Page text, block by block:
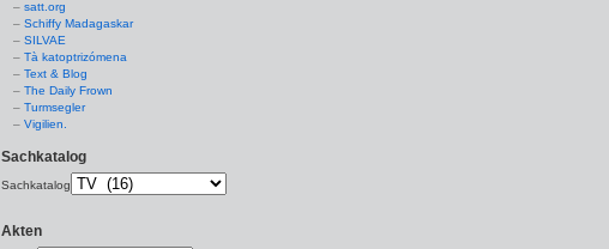
satt.org
Schiffy Madagaskar
SILVAE
Tà katoptrizómena
Text & Blog
The Daily Frown
Turmsegler
Vigilien.
Sachkatalog
Sachkatalog
Akten